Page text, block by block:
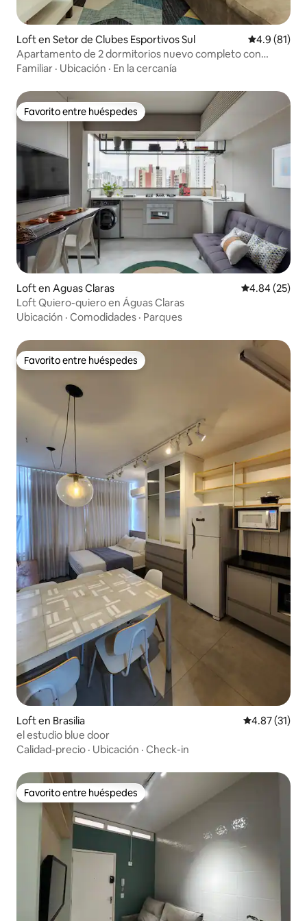
Loft en Setor de Clubes Esportivos Sul Calificación
4.9 (81)
Apartamento de 2 dormitorios nuevo completo con
garaje
Familiar · Ubicación · En la cercanía
Favorito entre huéspedes
Favorito entre huéspedes
Loft en Aguas Claras Calificación
4.84 (25)
Loft Quiero-quiero en Águas Claras
Ubicación · Comodidades · Parques
Favorito entre huéspedes
Favorito entre huéspedes
Loft en Brasilia Calificación
4.87 (31)
el estudio blue door
Calidad-precio · Ubicación · Check-in
Favorito entre huéspedes
Favorito entre huéspedes